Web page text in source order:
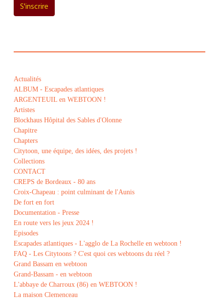
S'inscrire
Actualités
ALBUM - Escapades atlantiques
ARGENTEUIL en WEBTOON !
Artistes
Blockhaus Hôpital des Sables d'Olonne
Chapitre
Chapters
Citytoon, une équipe, des idées, des projets !
Collections
CONTACT
CREPS de Bordeaux - 80 ans
Croix-Chapeau : point culminant de l'Aunis
De fort en fort
Documentation - Presse
En route vers les jeux 2024 !
Episodes
Escapades atlantiques - L'agglo de La Rochelle en webtoon !
FAQ - Les Citytoons ? C'est quoi ces webtoons du réel ?
Grand Bassam en webtoon
Grand-Bassam - en webtoon
L'abbaye de Charroux (86) en WEBTOON !
La maison Clemenceau